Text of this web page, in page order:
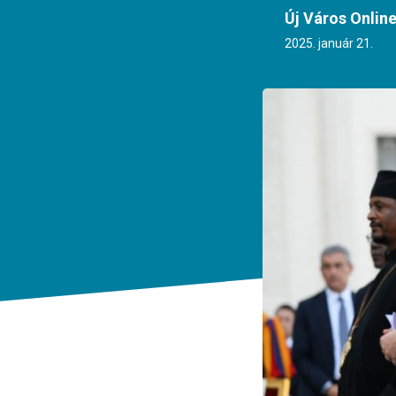
Új Város Online
2025. január 21.